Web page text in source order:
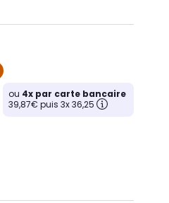
ou 4x par carte bancaire
39,87€ puis 3x 36,25